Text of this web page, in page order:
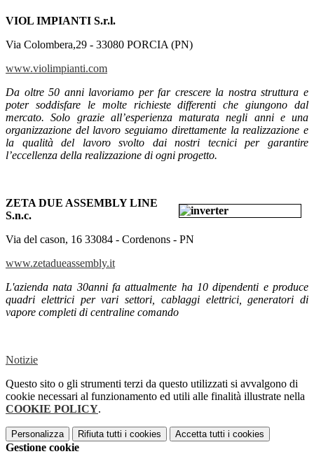
VIOL IMPIANTI S.r.l.
Via Colombera,29 - 33080 PORCIA (PN)
www.violimpianti.com
Da oltre 50 anni lavoriamo per far crescere la nostra struttura e
poter soddisfare le molte richieste differenti che giungono dal
mercato.Solo grazie all’esperienza maturata negli anni e una
organizzazione del lavoro seguiamo direttamente la realizzazione e
la qualità del lavoro svolto dai nostri tecnici per garantire
l’eccellenza della realizzazione di ogni progetto.
ZETA DUE ASSEMBLY LINE
S.n.c.
Via del cason, 16 33084 - Cordenons - PN
www.zetadueassembly.it
L'azienda nata 30anni fa attualmente ha 10 dipendenti e produce
quadri elettrici per vari settori, cablaggi elettrici, generatori di
vapore completi di centraline comando
Notizie
Questo sito o gli strumenti terzi da questo utilizzati si avvalgono di
cookie necessari al funzionamento ed utili alle finalità illustrate nella
COOKIE POLICY.
Personalizza Rifiuta tutti i cookies Accetta tutti i cookies
Gestione cookie